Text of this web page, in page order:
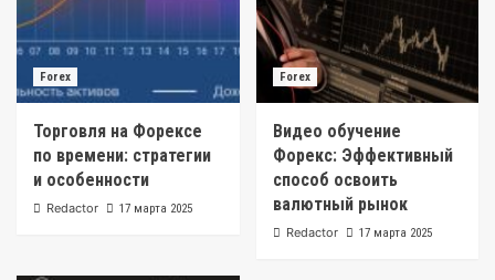
Forex
Торговля на Форексе
по времени: стратегии
и особенности
Redactor 17 марта 2025
Forex
Видео обучение
Форекс: Эффективный
способ освоить
валютный рынок
Redactor 17 марта 2025